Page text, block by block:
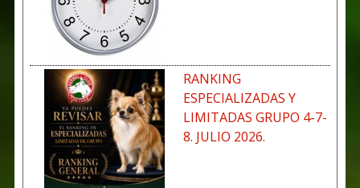
RANKING
ESPECIALIZADAS Y
LIMITADAS GRUPO 4-7-
8. JULIO 2026.